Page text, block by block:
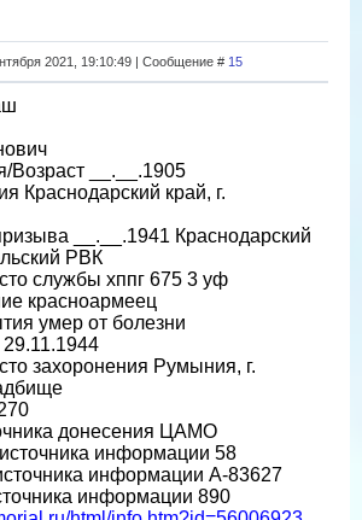
2021, 19:10:49 | Сообщение # 15
Возраст __.__.1905
Краснодарский край, г.
__.__.1941 Краснодарский
РВК
службы хппг 675 3 уф
красноармеец
умер от болезни
захоронения Румыния, г.
донесения ЦАМО
информации 58
информации А-83627
информации 890